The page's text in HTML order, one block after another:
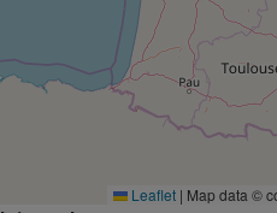
Leaflet | Map data ©